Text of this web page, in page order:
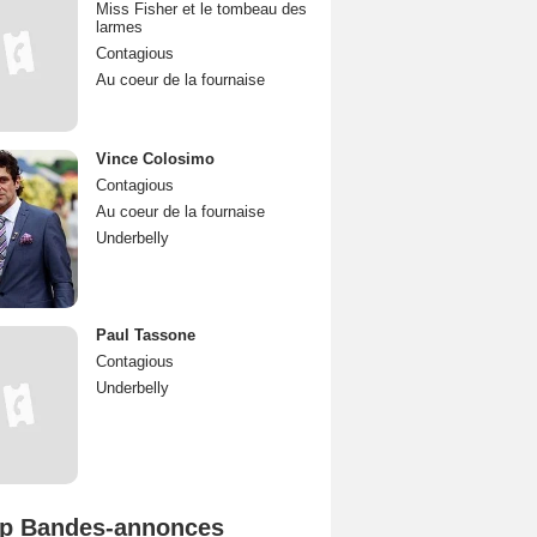
Miss Fisher et le tombeau des
larmes
Contagious
Au coeur de la fournaise
Vince Colosimo
Contagious
Au coeur de la fournaise
Underbelly
Paul Tassone
Contagious
Underbelly
Bandes-annonces